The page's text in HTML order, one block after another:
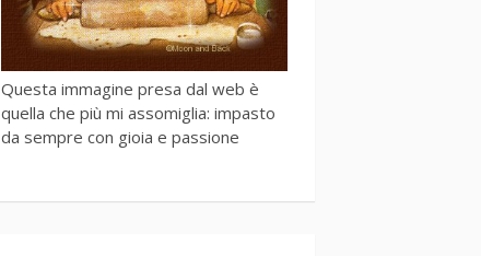
Questa immagine presa dal web è
quella che più mi assomiglia: impasto
da sempre con gioia e passione